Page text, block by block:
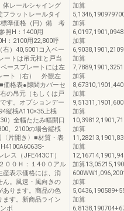
レールシャイング
ラットレールタイ
準価格（円）備 考
照H：1400用
：2100用22,800呼
）40,5001コ入ベー
ートは吊元柱と戸当
ースプレートには左
ート（右） 外観左
価格表●隙間カバーセ
の吊元（もしくは戸
す。オプションデー
縦桟A110×35上桟
）全幅たたみ幅開口
、2100の場合縦桟
片開き〉■材質・表
ス（JFE443CT）
００Ｈ：１4００アル
産表示価格には、消
ん。風速・風向きの
あります。商品の色
ます。新商品ライン
ボ
加算
加算
加算
加算
加算
加算
加算
加算
加算
加算
加算
加算